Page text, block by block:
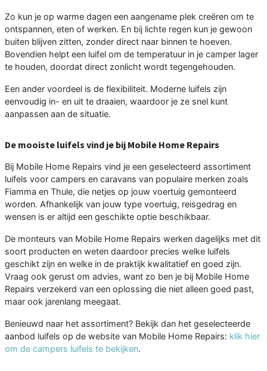
Zo kun je op warme dagen een aangename plek creëren om te
ontspannen, eten of werken. En bij lichte regen kun je gewoon
buiten blijven zitten, zonder direct naar binnen te hoeven.
Bovendien helpt een luifel om de temperatuur in je camper lager
te houden, doordat direct zonlicht wordt tegengehouden.
Een ander voordeel is de flexibiliteit. Moderne luifels zijn
eenvoudig in- en uit te draaien, waardoor je ze snel kunt
aanpassen aan de situatie.
De mooiste luifels vind je bij Mobile Home Repairs
Bij Mobile Home Repairs vind je een geselecteerd assortiment
luifels voor campers en caravans van populaire merken zoals
Fiamma en Thule, die netjes op jouw voertuig gemonteerd
worden. Afhankelijk van jouw type voertuig, reisgedrag en
wensen is er altijd een geschikte optie beschikbaar.
De monteurs van Mobile Home Repairs werken dagelijks met dit
soort producten en weten daardoor precies welke luifels
geschikt zijn en welke in de praktijk kwalitatief en goed zijn.
Vraag ook gerust om advies, want zo ben je bij Mobile Home
Repairs verzekerd van een oplossing die niet alleen goed past,
maar ook jarenlang meegaat.
Benieuwd naar het assortiment? Bekijk dan het geselecteerde
aanbod luifels op de website van Mobile Home Repairs: klik hier
om de campers luifels te bekijken.